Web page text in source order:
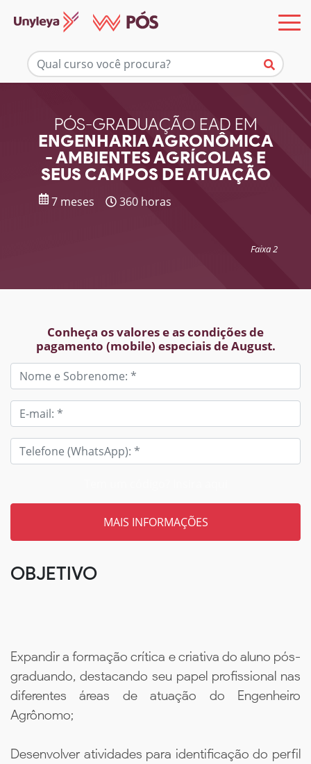
PÓS-GRADUAÇÃO EAD EM
ENGENHARIA AGRONÔMICA
- AMBIENTES AGRÍCOLAS E
SEUS CAMPOS DE ATUAÇÃO
7 meses 360 horas
Faixa 2
Conheça os valores e as condições de
pagamento (mobile) especiais de August.
Mais informações
OBJETIVO
Expandir a formação crítica e criativa do aluno pós-
graduando, destacando seu papel profissional nas
diferentes áreas de atuação do Engenheiro
Agrônomo;
Desenvolver atividades para identificação do perfil